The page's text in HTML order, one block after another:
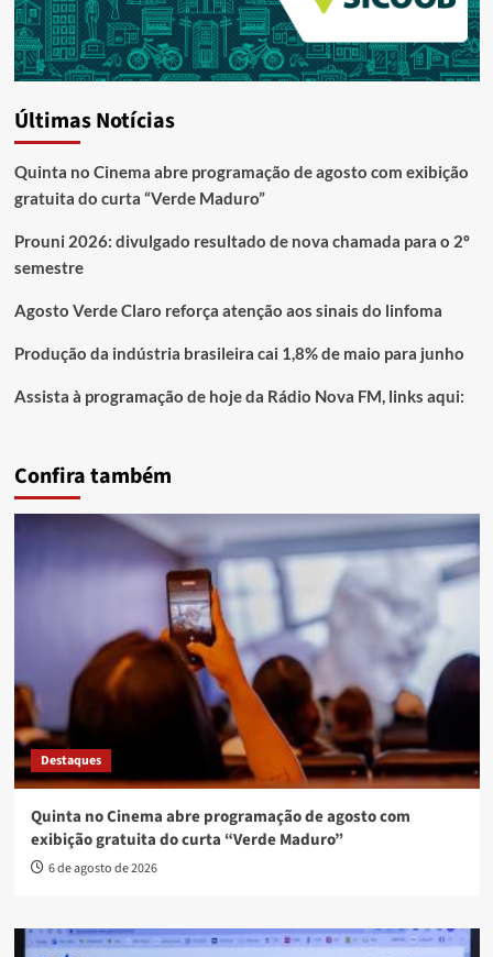
Últimas Notícias
Quinta no Cinema abre programação de agosto com exibição
gratuita do curta “Verde Maduro”
Prouni 2026: divulgado resultado de nova chamada para o 2º
semestre
Agosto Verde Claro reforça atenção aos sinais do linfoma
Produção da indústria brasileira cai 1,8% de maio para junho
Assista à programação de hoje da Rádio Nova FM, links aqui:
Confira também
Destaques
Quinta no Cinema abre programação de agosto com
exibição gratuita do curta “Verde Maduro”
6 de agosto de 2026